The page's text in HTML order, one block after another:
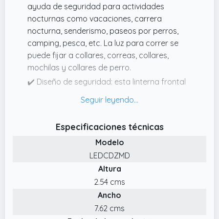
ayuda de seguridad para actividades
nocturnas como vacaciones, carrera
nocturna, senderismo, paseos por perros,
camping, pesca, etc. La luz para correr se
puede fijar a collares, correas, collares,
mochilas y collares de perro.
✔️ Diseño de seguridad: esta linterna frontal
Ofrece una excelente visibilidad para que
distancia, lo que reduce la tasa de
accidentes y hace que el entrenamiento al
aire libre sea más fácil y más seguro para
tus actividades nocturnas.
✔️ Fácil de transportar: hecha de plástico
ABS de alta calidad, esta lámpara de clip LED
tiene un diseño compacto, tiene una buena
Especificaciones técnicas
Modelo
LEDCDZMD
Altura
2.54 cms
Ancho
7.62 cms